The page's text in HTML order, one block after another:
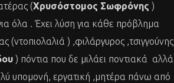
(Χρυσόστομος Σωφρόνης )
όλα . Έχει λύση για κάθε πρόβλημα
) ,φιλάργυρος ,τσιγγούνης
) πόντια που δε μιλάει ποντιακά αλλά
υπομονή, εργατική ,μητέρα πάνω από